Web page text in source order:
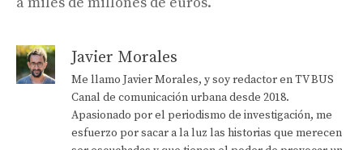
Javier Morales
Me llamo Javier Morales, y soy redactor en TV BUS
Canal de comunicación urbana desde 2018.
Apasionado por el periodismo de investigación, me
esfuerzo por sacar a la luz las historias que merecen